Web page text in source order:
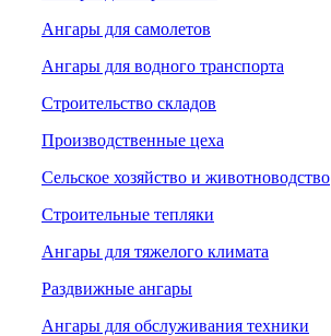
Ангары для самолетов
Ангары для водного транспорта
Строительство складов
Производственные цеха
Сельское хозяйство и животноводство
Строительные тепляки
Ангары для тяжелого климата
Раздвижные ангары
Ангары для обслуживания техники